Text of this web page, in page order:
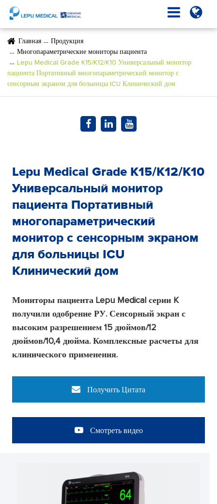
Главная
Продукция
Многопараметрические мониторы пациента
Lepu Medical Grade K15/K12/K10 Универсальный монитор
пациента Портативный многопараметрический монитор с
сенсорным экраном для больницы ICU Клинический дом
Lepu Medical Grade K15/K12/K10
Универсальный монитор
пациента Портативный
многопараметрический
монитор с сенсорным экраном
для больницы ICU
Клинический дом
Мониторы пациента Lepu Medical серии K
получили одобрение РУ. Сенсорный экран с
высоким разрешением 15 дюймов/12
дюймов/10,4 дюйма. Комплексные расчеты для
клинического применения.
Получить Цитата
Смотреть видео